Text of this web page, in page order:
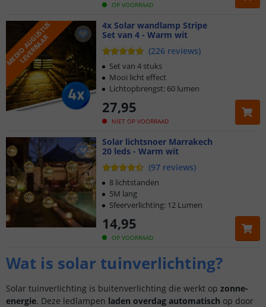
OP VOORRAAD
M
E
D
I
O
A
U
G
U
S
T
U
S
L
E
V
E
R
B
A
A
R
4x Solar wandlamp Stripe
Set van 4 - Warm wit
(226 reviews)
NIET OP VOORRAAD
27,95
Set van 4 stuks
Mooi licht effect
Lichtopbrengst: 60 lumen
Solar lichtsnoer Marrakech
20 leds - Warm wit
(97 reviews)
OP VOORRAAD
14,95
8 lichtstanden
5M lang
Sfeerverlichting: 12 Lumen
Wat is solar tuinverlichting?
Solar tuinverlichting is buitenverlichting die werkt op zonne-
energie. Deze ledlampen laden overdag automatisch op door